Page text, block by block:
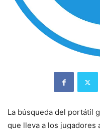
La búsqueda del portátil
que lleva a los jugadores